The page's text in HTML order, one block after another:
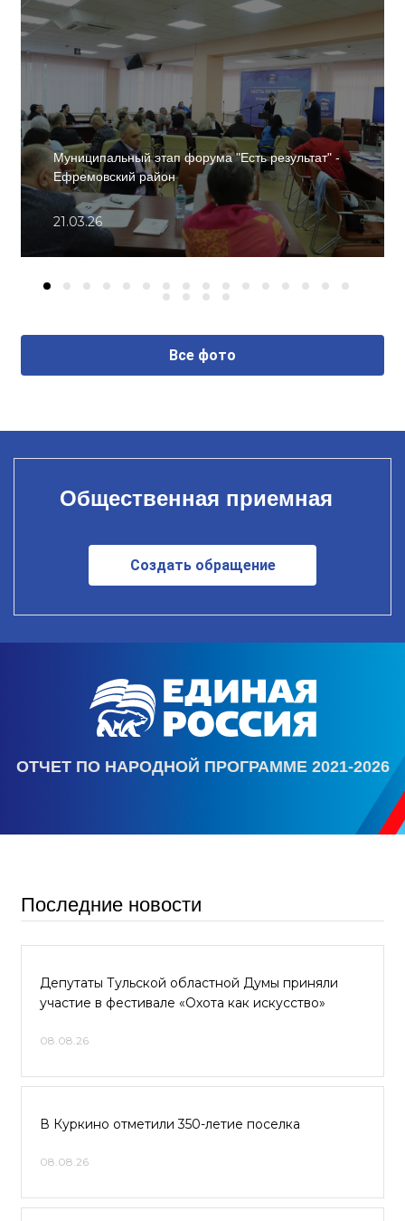
Муниципальный этап форума "Есть результат" -
Ефремовский район
21.03.26
Все фото
Общественная приемная
Создать обращение
ОТЧЕТ ПО НАРОДНОЙ ПРОГРАММЕ 2021-2026
Последние новости
Депутаты Тульской областной Думы приняли
участие в фестивале «Охота как искусство»
08.08.26
В Куркино отметили 350-летие поселка
08.08.26